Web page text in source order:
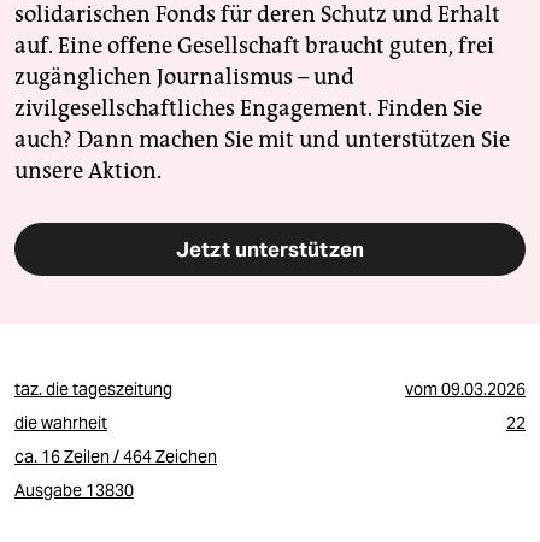
solidarischen Fonds für deren Schutz und Erhalt
auf. Eine offene Gesellschaft braucht guten, frei
zugänglichen Journalismus – und
zivilgesellschaftliches Engagement. Finden Sie
auch? Dann machen Sie mit und unterstützen Sie
unsere Aktion.
Jetzt unterstützen
taz. die tageszeitung vom09.03.2026
die wahrheit
22
ca. 16 Zeilen / 464 Zeichen
Ausgabe 13830